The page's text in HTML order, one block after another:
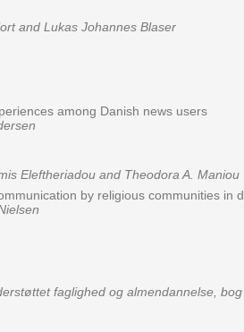
and Lukas Johannes Blaser
among Danish news users
Eleftheriadou and Theodora A. Maniou
by religious communities in
faglighed og almendannelse, bog